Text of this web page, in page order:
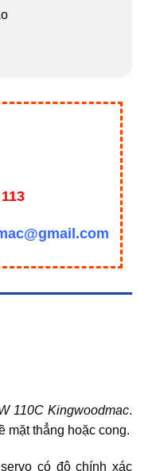
110C Kingwoodmac.
mặt thẳng hoặc cong.
có độ chính xác